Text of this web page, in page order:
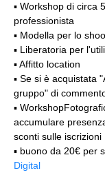
▪️ Workshop di circa
professionista
▪️ Modella per lo
▪️ Liberatoria per
▪️ Affitto location
▪️ Se si è acquistata
gruppo" di
▪️
accumulare
sconti sulle iscrizioni
▪️ buono da 20€ per
Digital